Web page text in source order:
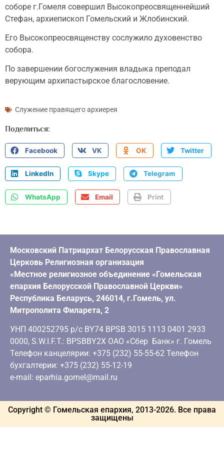
соборе г.Гомеля совершил Высокопреосвященнейший
Стефан, архиепископ Гомельский и Жлобинский.
Его Высокопреосвященству сослужило духовенство
собора.
По завершении богослужения владыка преподал
верующим архипастырское благословение.
Служение правящего архиерея
Поделиться:
Facebook VK OK Twitter
LinkedIn Skype Telegram
WhatsApp Email Print
Московский Патриархат Белорусская Православная
Церковь Религиозная организация
«Местное религиозное объединение «Гомельская
епархия Белорусской Православной Церкви»
Республика Беларусь, 246014, г.Гомель, ул.
Митрополита Филарета, 2
УНП 400252795 р/с BY74 BPSB 3015 1113 0401 2933
0000, S.W.I.F.T.: BPSBBY2X ОАО «Сбер Банк» г. Гомель
Телефон канцелярии: +375 (232) 55-55-62 Телефон
бухгалтерии: +375 (232) 55-12-19
e-mail: eparhia.gomel@mail.ru
Copyright © Гомельская епархия, 2013-2026. Все права
защищены